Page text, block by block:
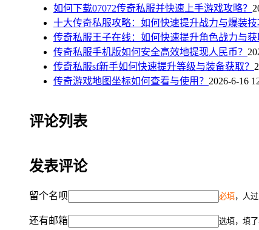
如何下载07072传奇私服并快速上手游戏攻略？
十大传奇私服攻略：如何快速提升战力与爆装技
传奇私服王子在线：如何快速提升角色战力与获
传奇私服手机版如何安全高效地提现人民币？
传奇私服sf新手如何快速提升等级与装备获取？
传奇游戏地图坐标如何查看与使用？ 2026-6-16
评论列表
发表评论
留个名呗 必填，人
还有邮箱 选填，填